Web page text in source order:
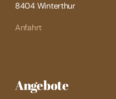
8404 Winterthur
Anfahrt
Angebote